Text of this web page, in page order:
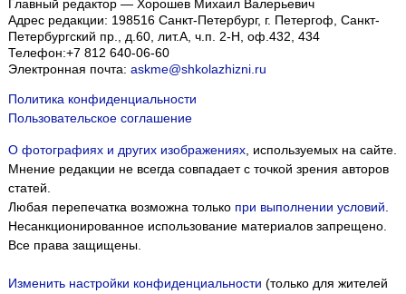
Главный редактор — Хорошев Михаил Валерьевич
Адрес редакции: 198516 Санкт-Петербург, г. Петергоф Санкт-
Петербургский пр., д.60, лит.А, ч.п. 2-Н, оф.432, 434
Телефон:+7 812 640-06-60
Электронная почта: askme@shkolazhizni.ru
Политика конфиденциальности
Пользовательское соглашение
О фотографиях и других изображениях, используемых на сайте.
Мнение редакции не всегда совпадает с точкой зрения авторов
статей.
Любая перепечатка возможна только при выполнении условий
Несанкционированное использование материалов запрещено.
Все права защищены.
Изменить настройки конфиденциальности (только для жителей